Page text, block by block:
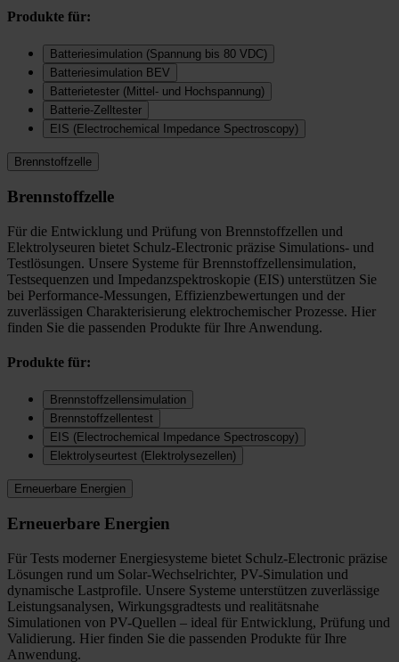
Produkte für:
Batteriesimulation (Spannung bis 80 VDC)
Batteriesimulation BEV
Batterietester (Mittel- und Hochspannung)
Batterie-Zelltester
EIS (Electrochemical Impedance Spectroscopy)
Brennstoffzelle
Brennstoffzelle
Für die Entwicklung und Prüfung von Brennstoffzellen und
Elektrolyseuren bietet Schulz-Electronic präzise Simulations- und
Testlösungen. Unsere Systeme für Brennstoffzellensimulation,
Testsequenzen und Impedanzspektroskopie (EIS) unterstützen Sie
bei Performance-Messungen, Effizienzbewertungen und der
zuverlässigen Charakterisierung elektrochemischer Prozesse. Hier
finden Sie die passenden Produkte für Ihre Anwendung.
Produkte für:
Brennstoffzellensimulation
Brennstoffzellentest
EIS (Electrochemical Impedance Spectroscopy)
Elektrolyseurtest (Elektrolysezellen)
Erneuerbare Energien
Erneuerbare Energien
Für Tests moderner Energiesysteme bietet Schulz-Electronic präzise
Lösungen rund um Solar-Wechselrichter, PV-Simulation und
dynamische Lastprofile. Unsere Systeme unterstützen zuverlässige
Leistungsanalysen, Wirkungsgradtests und realitätsnahe
Simulationen von PV-Quellen – ideal für Entwicklung, Prüfung und
Validierung. Hier finden Sie die passenden Produkte für Ihre
Anwendung.